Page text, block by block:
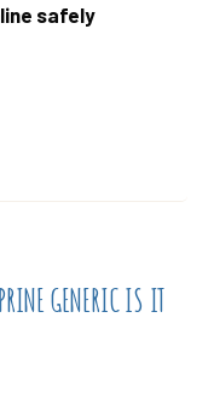
safely
GENERIC IS IT